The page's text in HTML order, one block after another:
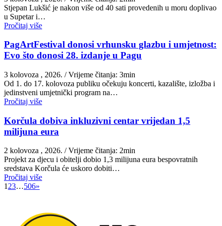
St​jepan Lukšić je nakon više od 40 sati provedenih u moru doplivao
u Supetar i…
Pročitaj više
PagArtFestival donosi vrhunsku glazbu i umjetnost:
Evo što donosi 28. izdanje u Pagu
3 kolovoza , 2026. / Vrijeme čitanja: 3min
Od 1. do 17. kolovoza publiku očekuju koncerti, kazalište, izložba i
jedinstveni umjetnički program na…
Pročitaj više
Korčula dobiva inkluzivni centar vrijedan 1,5
milijuna eura
2 kolovoza , 2026. / Vrijeme čitanja: 2min
Projekt za djecu i obitelji dobio 1,3 milijuna eura bespovratnih
sredstava Korčula će uskoro dobiti…
Pročitaj više
123…506»